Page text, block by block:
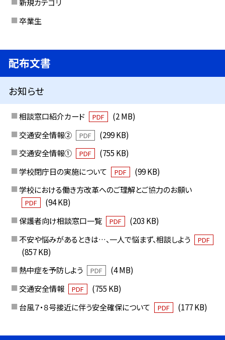
卒業生
配布文書
お知らせ
相談窓口紹介カード PDF
(2 MB)
交通安全情報②
PDF
(299 KB)
交通安全情報①
PDF
(755 KB)
学校閉庁日の実施について
PDF
(99 KB)
学校における働き方改革へのご理解とご協力のお願い
PDF
(94 KB)
保護者向け相談窓口一覧
PDF
(203 KB)
不安や悩みがあるときは…、一人で悩まず、相談しよう
PDF
(857 KB)
熱中症を予防しよう
PDF
(4 MB)
交通安全情報
PDF
(755 KB)
台風７・８号接近に伴う安全確保について
PDF (177 KB)